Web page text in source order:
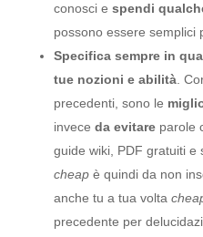
conosci e spendi
possono essere semplici
Specifica sempre in
tue nozioni e abilità.
precedenti, sono le
invece da evitareparole
guide wiki, PDF gratuiti e
cheapè quindi da non
anche tu a tua volta
precedente per